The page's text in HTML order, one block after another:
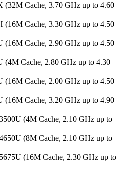
(32M Cache, 3.70 GHz up to 4.60
(16M Cache, 3.30 GHz up to 4.50
(16M Cache, 2.90 GHz up to 4.50
(4M Cache, 2.80 GHz up to 4.30
(16M Cache, 2.00 GHz up to 4.50
(16M Cache, 3.20 GHz up to 4.90
(4M Cache, 2.10 GHz up to
(8M Cache, 2.10 GHz up to
(16M Cache, 2.30 GHz up to